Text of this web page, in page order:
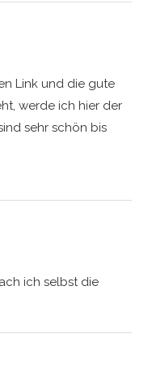
Link und die gute
werde ich hier der
sehr schön bis
ich selbst die